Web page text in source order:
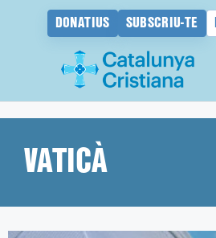
DONATIUS SUBSCRIU-TE
contingutVATICÀ